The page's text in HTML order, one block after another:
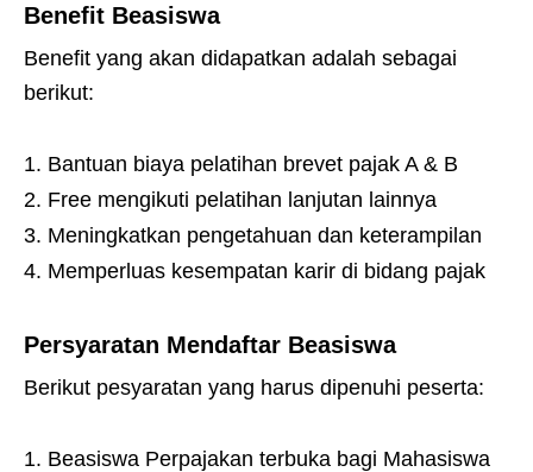
Benefit Beasiswa
Benefit yang akan didapatkan adalah sebagai
berikut:
Bantuan biaya pelatihan brevet pajak A & B
Free mengikuti pelatihan lanjutan lainnya
Meningkatkan pengetahuan dan keterampilan
Memperluas kesempatan karir di bidang pajak
Persyaratan Mendaftar Beasiswa
Berikut pesyaratan yang harus dipenuhi peserta:
Beasiswa Perpajakan terbuka bagi Mahasiswa